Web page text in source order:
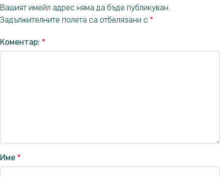
Вашият имейл адрес няма да бъде публикуван.
Задължителните полета са отбелязани с *
Коментар: *
Име *